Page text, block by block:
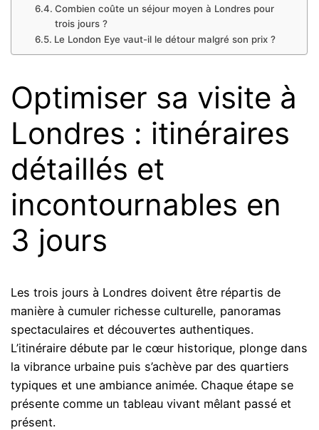
Combien coûte un séjour moyen à Londres pour
trois jours ?
Le London Eye vaut-il le détour malgré son prix ?
Optimiser sa visite à
Londres : itinéraires
détaillés et
incontournables en
3 jours
Les trois jours à Londres doivent être répartis de
manière à cumuler richesse culturelle, panoramas
spectaculaires et découvertes authentiques.
L’itinéraire débute par le cœur historique, plonge dans
la vibrance urbaine puis s’achève par des quartiers
typiques et une ambiance animée. Chaque étape se
présente comme un tableau vivant mêlant passé et
présent.